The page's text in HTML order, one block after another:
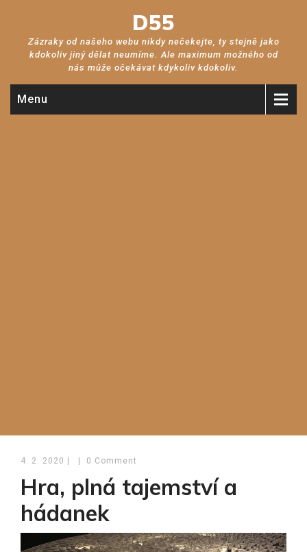
D55
Zázraky od našeho webu nikdy nečekejte, ty stejně jako
kdokoliv jiný dělat neumíme. Ale maximum možného od
nás může očekávat kdykoliv kdokoliv.
Menu
4. 2. 2020 0 Comment
Hra, plná tajemství a
hádanek